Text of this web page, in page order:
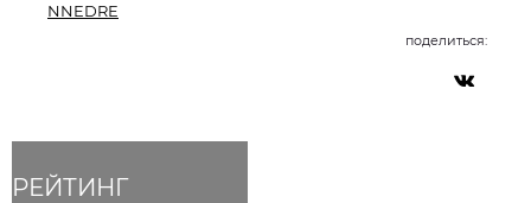
РЕЙТИНГ
NNEDRE
поделиться: